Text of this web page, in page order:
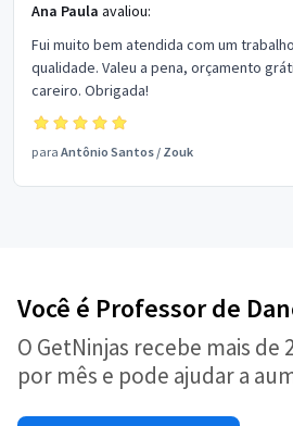
Ana Paula avaliou:
Fui muito bem atendida com um
qualidade. Valeu a pena, orçamento
careiro. Obrigada!
para Antônio Santos / Zouk
Você é Professor de
O GetNinjas recebe mais de
por mês e pode ajudar a